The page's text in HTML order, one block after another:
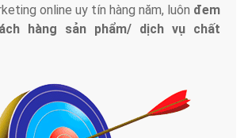
online uy tín hàng năm, luôn đem
hàng sản phẩm/ dịch vụ chất